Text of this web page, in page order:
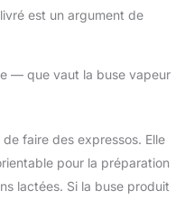
est un argument de
— que vaut la buse vapeur
faire des expressos. Elle
pour la préparation
lactées. Si la buse produit